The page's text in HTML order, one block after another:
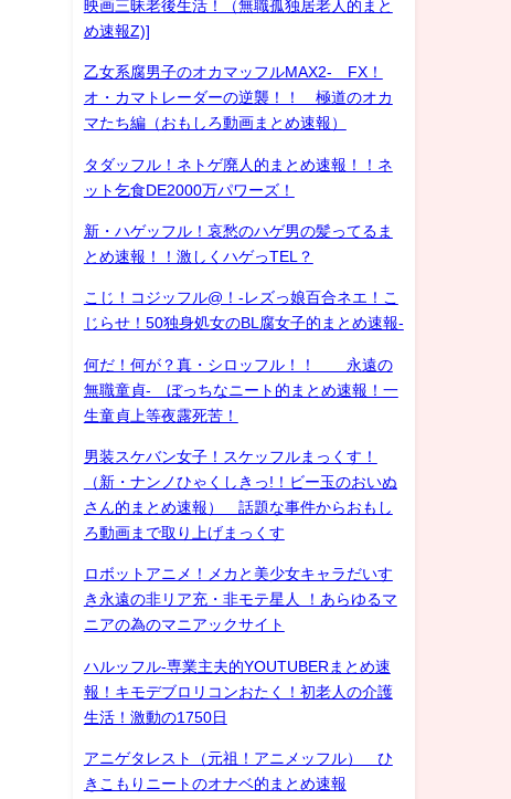
映画三昧老後生活！（無職孤独居老人的まと
め速報Z)]
乙女系腐男子のオカマッフルMAX2- FX！
オ・カマトレーダーの逆襲！！ 極道のオカ
マたち編（おもしろ動画まとめ速報）
タダッフル！ネトゲ廃人的まとめ速報！！ネ
ット乞食DE2000万パワーズ！
新・ハゲッフル！哀愁のハゲ男の髪ってるま
とめ速報！！激しくハゲっTEL？
こじ！コジッフル@！-レズっ娘百合ネエ！こ
じらせ！50独身処女のBL腐女子的まとめ速報-
何だ！何が？真・シロッフル！！ 永遠の
無職童貞- ぼっちなニート的まとめ速報！一
生童貞上等夜露死苦！
男装スケバン女子！スケッフルまっくす！
（新・ナンノひゃくしきっ!！ビー玉のおいぬ
さん的まとめ速報） 話題な事件からおもし
ろ動画まで取り上げまっくす
ロボットアニメ！メカと美少女キャラだいす
き永遠の非リア充・非モテ星人 ！あらゆるマ
ニアの為のマニアックサイト
ハルッフル-専業主夫的YOUTUBERまとめ速
報！キモデブロリコンおたく！初老人の介護
生活！激動の1750日
アニゲタレスト（元祖！アニメッフル） ひ
きこもりニートのオナベ的まとめ速報